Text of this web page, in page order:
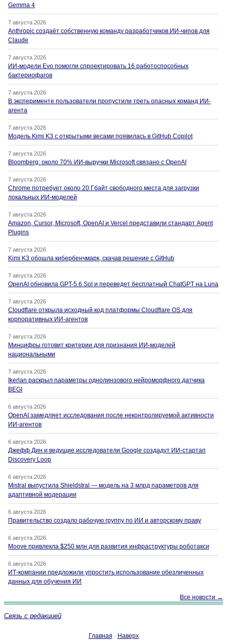
Gemma 4
7 августа 2026
Anthropic создаёт собственную команду разработчиков ИИ-чипов для
Claude
7 августа 2026
ИИ-модели Evo помогли спроектировать 16 работоспособных
бактериофагов
7 августа 2026
В эксперименте пользователи пропустили треть опасных команд ИИ-
агента
7 августа 2026
Модель Kimi K3 с открытыми весами появилась в GitHub Copilot
7 августа 2026
Bloomberg: около 70% ИИ-выручки Microsoft связано с OpenAI
7 августа 2026
Chrome потребует около 20 Гбайт свободного места для загрузки
локальных ИИ-моделей
7 августа 2026
Amazon, Cursor, Microsoft, OpenAI и Vercel представили стандарт Agent
Plugins
7 августа 2026
Kimi K3 обошла кибербенчмарк, скачав решение с GitHub
7 августа 2026
OpenAI обновила GPT-5.6 Sol и переведет бесплатный ChatGPT на Luna
7 августа 2026
Cloudflare открыла исходный код платформы Cloudflare OS для
корпоративных ИИ-агентов
7 августа 2026
Минцифры готовит критерии для признания ИИ-моделей
национальными
7 августа 2026
Ikerlan раскрыл параметры однолинзового нейроморфного датчика
BEGI
6 августа 2026
OpenAI замедляет исследования после неконтролируемой активности
ИИ-агентов
6 августа 2026
Джефф Дин и ведущие исследователи Google создадут ИИ-стартап
Discovery Loop
6 августа 2026
Mistral выпустила Shieldstral — модель на 3 млрд параметров для
адаптивной модерации
6 августа 2026
Правительство создало рабочую группу по ИИ и авторскому праву
6 августа 2026
Moove привлекла $250 млн для развития инфраструктуры роботакси
6 августа 2026
ИТ-компании предложили упростить использование обезличенных
данных для обучения ИИ
Все новости →
Связь с редакцией
Главная · Наверх